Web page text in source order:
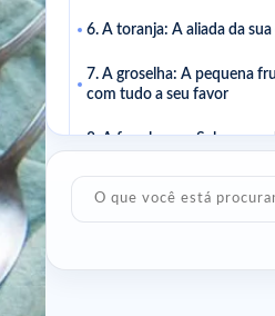
6. A toranja: A aliada da
7. A groselha: A pequena
com tudo a seu favor
8. A framboesa: Saborosa e
9. O damasco: A fruta do
cuida da linha